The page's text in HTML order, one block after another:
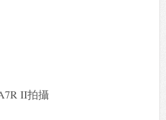
II拍攝